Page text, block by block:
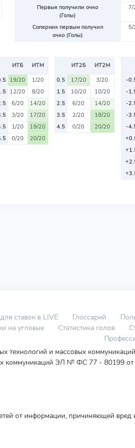
Первые получили очко
(Голы)
7/
Соперник первым получил
очко (Голы)
5/
ИТБ
ИТМ
19/20
1/20
12/20
8/20
6/20
14/20
3/20
17/20
1/20
19/20
0/20 20/20
ИТ2Б
ИТ2М
0.5
17/20
3/20
1.5
10/20
10/20
2.5
6/20
14/20
3.5
2/20
18/20
4.5
0/20 20/20
-
-
-
-
-
ставок в LIVE Глоссарий
на угловые Статистика голов
технологий и массовых
коммуникаций ЭЛ № ФС 77 - 80199
от информации, причиняющей вред